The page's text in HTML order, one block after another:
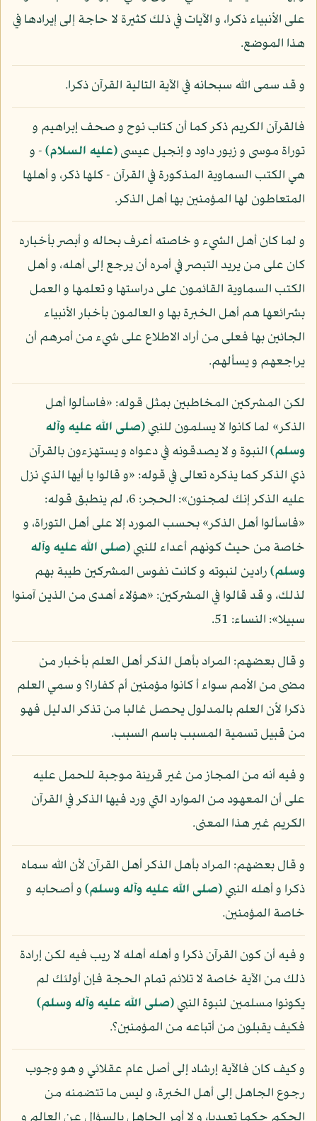
على الأنبياء ذكرا، و الآيات في ذلك كثيرة لا حاجة إلى إيرادها في
هذا الموضع.
و قد سمى الله سبحانه في الآية التالية القرآن ذكرا.
فالقرآن الكريم ذكر كما أن كتاب نوح و صحف إبراهيم و
توراة موسى و زبور داود و إنجيل عيسى(عليه السلام)- و
هي الكتب السماوية المذكورة في القرآن - كلها ذكر، و أهلها
المتعاطون لها المؤمنين بها أهل الذكر.
و لما كان أهل الشيء و خاصته أعرف بحاله و أبصر بأخباره
كان على من يريد التبصر في أمره أن يرجع إلى أهله، و أهل
الكتب السماوية القائمون على دراستها و تعلمها و العمل
بشرائعها هم أهل الخبرة بها و العالمون بأخبار الأنبياء
الجائين بها فعلى من أراد الاطلاع على شيء من أمرهم أن
يراجعهم و يسألهم.
لكن المشركين المخاطبين بمثل قوله: «فاسألوا أهل
الذكر» لما كانوا لا يسلمون للنبي(صلى الله عليه وآله
وسلم)النبوة و لا يصدقونه في دعواه و يستهزءون بالقرآن
ذي الذكر كما يذكره تعالى في قوله: «و قالوا يا أيها الذي نزل
عليه الذكر إنك لمجنون»: الحجر: 6، لم ينطبق قوله:
«فاسألوا أهل الذكر» بحسب المورد إلا على أهل التوراة، و
خاصة من حيث كونهم أعداء للنبي(صلى الله عليه وآله
وسلم)رادين لنبوته و كانت نفوس المشركين طيبة بهم
لذلك، و قد قالوا في المشركين: «هؤلاء أهدى من الذين آمنوا
سبيلا»: النساء: 51.
و قال بعضهم: المراد بأهل الذكر أهل العلم بأخبار من
مضى من الأمم سواء أ كانوا مؤمنين أم كفارا؟ و سمي العلم
ذكرا لأن العلم بالمدلول يحصل غالبا من تذكر الدليل فهو
من قبيل تسمية المسبب باسم السبب.
و فيه أنه من المجاز من غير قرينة موجبة للحمل عليه
على أن المعهود من الموارد التي ورد فيها الذكر في القرآن
الكريم غير هذا المعنى.
و قال بعضهم: المراد بأهل الذكر أهل القرآن لأن الله سماه
ذكرا و أهله النبي(صلى الله عليه وآله وسلم)و أصحابه و
خاصة المؤمنين.
و فيه أن كون القرآن ذكرا و أهله أهله لا ريب فيه لكن إرادة
ذلك من الآية خاصة لا تلائم تمام الحجة فإن أولئك لم
يكونوا مسلمين لنبوة النبي(صلى الله عليه وآله وسلم)
فكيف يقبلون من أتباعه من المؤمنين؟.
و كيف كان فالآية إرشاد إلى أصل عام عقلائي و هو وجوب
رجوع الجاهل إلى أهل الخبرة، و ليس ما تتضمنه من